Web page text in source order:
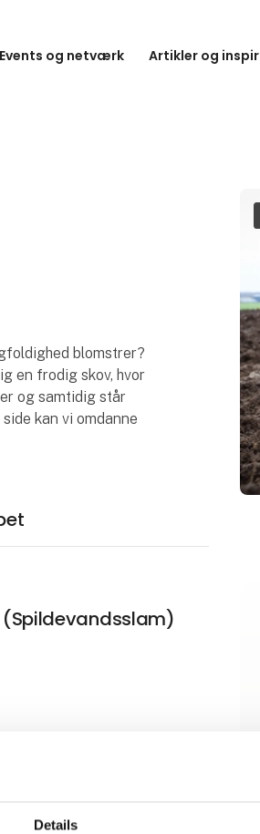
Details
Events og netværk Artikler og
blomstrer?
en frodig skov, hvor
og samtidig står
kan vi omdanne